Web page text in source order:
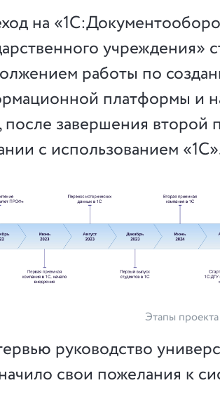
на
учреждения»
работы по
платформы и
после завершения второй
с использованием
Этапы проекта
руководство
свои пожелания к